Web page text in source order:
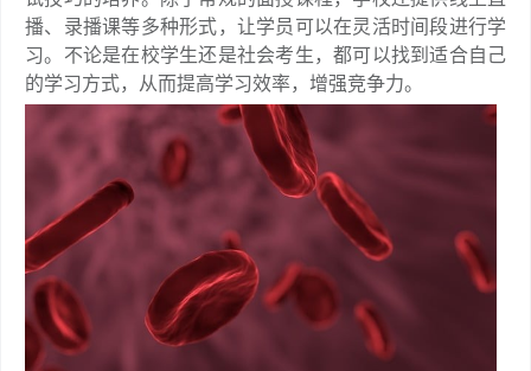
播、录播课等多种形式，让学员可以在灵活时间段进行学
习。不论是在校学生还是社会考生，都可以找到适合自己
的学习方式，从而提高学习效率，增强竞争力。